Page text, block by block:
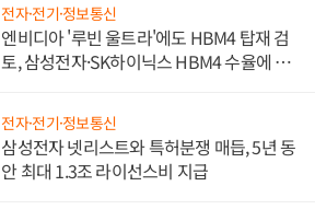
전자·전기·정보통신
엔비디아 '루빈 울트라'에도 HBM4 탑재 검
토, 삼성전자·SK하이닉스 HBM4 수율에 주
전자·전기·정보통신
삼성전자 넷리스트와 특허분쟁 매듭, 5년 동
안 최대 1.3조 라이선스비 지급